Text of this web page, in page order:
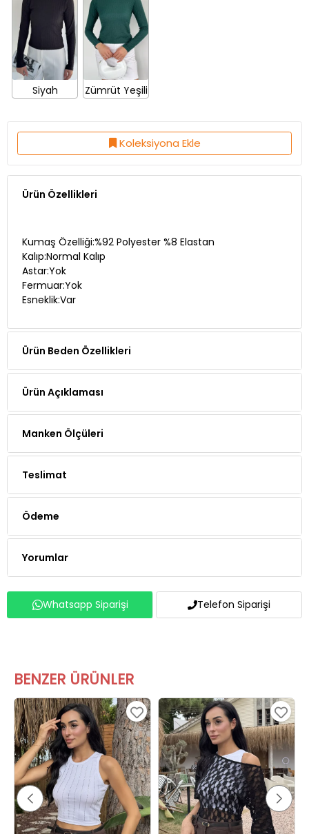
Siyah Zümrüt Yeşili
Koleksiyona Ekle
Ürün Özellikleri
Kumaş Özelliği:%92 Polyester %8 Elastan
Kalıp:Normal Kalıp
Astar:Yok
Fermuar:Yok
Esneklik:Var
Ürün Beden Özellikleri
Ürün Açıklaması
Manken Ölçüleri
Teslimat
Ödeme
Yorumlar
Whatsapp Siparişi Telefon Siparişi
BENZER ÜRÜNLER